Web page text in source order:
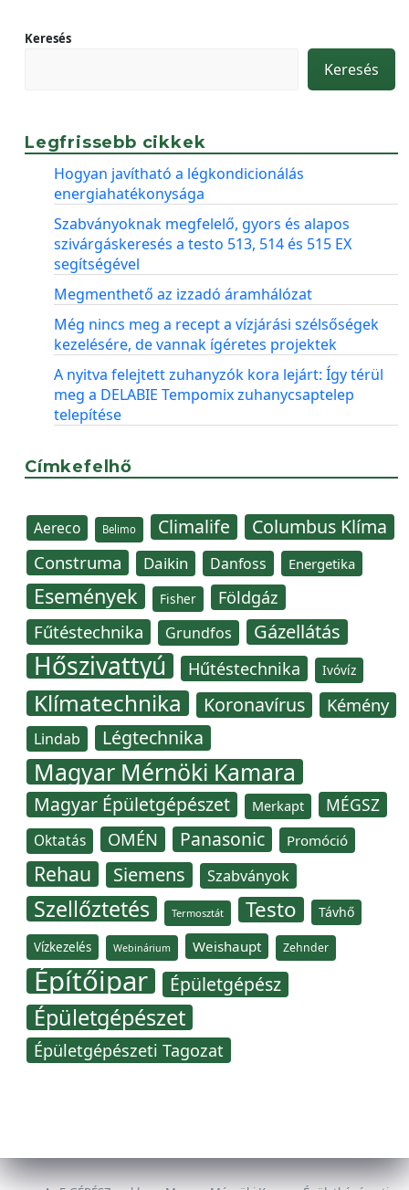
Keresés
Keresés
Legfrissebb cikkek
Hogyan javítható a légkondicionálás
energiahatékonysága
Szabványoknak megfelelő, gyors és alapos
szivárgáskeresés a testo 513, 514 és 515 EX
segítségével
Megmenthető az izzadó áramhálózat
Még nincs meg a recept a vízjárási szélsőségek
kezelésére, de vannak ígéretes projektek
A nyitva felejtett zuhanyzók kora lejárt: Így térül
meg a DELABIE Tempomix zuhanycsaptelep
telepítése
Címkefelhő
Aereco Belimo Climalife Columbus Klíma
Construma Daikin Danfoss Energetika
Események Fisher Földgáz
Fűtéstechnika Grundfos Gázellátás
Hőszivattyú Hűtéstechnika Ivóvíz
Klímatechnika Koronavírus Kémény
Lindab Légtechnika
Magyar Mérnöki Kamara
Magyar Épületgépészet Merkapt MÉGSZ
Oktatás OMÉN Panasonic Promóció
Rehau Siemens Szabványok
Szellőztetés Termosztát Testo Távhő
Vízkezelés Webinárium Weishaupt Zehnder
Építőipar Épületgépész
Épületgépészet
Épületgépészeti Tagozat